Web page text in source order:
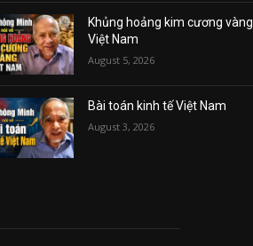
Khủng hoảng kim cương vàng
Việt Nam
August 5, 2026
Bài toán kinh tế Việt Nam
August 3, 2026